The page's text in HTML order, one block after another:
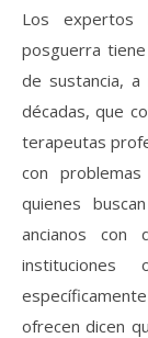
Los expertos
posguerra
de sustancia,
décadas, que
terapeutas
con
quienes
ancianos con
instituciones
ofrecen dicen